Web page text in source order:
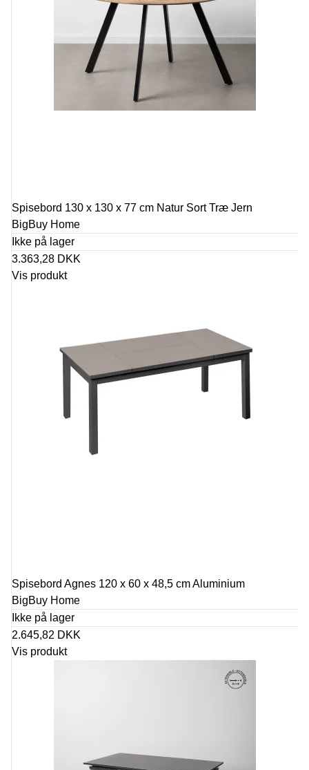
Spisebord 130 x 130 x 77 cm Natur Sort Træ Jern
BigBuy Home
Ikke på lager
3.363,28 DKK
Vis produkt
Spisebord Agnes 120 x 60 x 48,5 cm Aluminium
BigBuy Home
Ikke på lager
2.645,82 DKK
Vis produkt